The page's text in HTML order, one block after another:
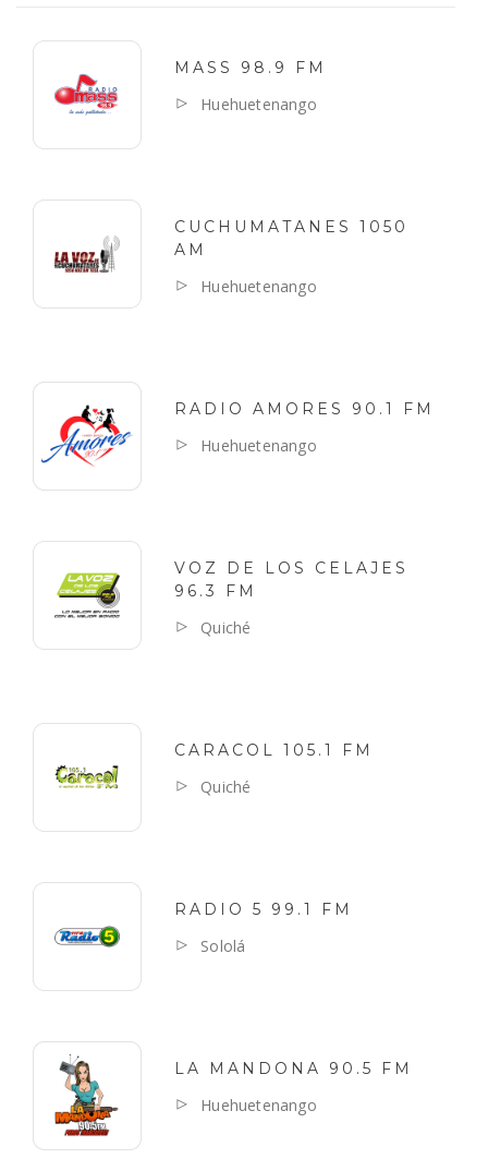
MASS 98.9 FM
Huehuetenango
CUCHUMATANES 1050
AM
Huehuetenango
RADIO AMORES 90.1 FM
Huehuetenango
VOZ DE LOS CELAJES
96.3 FM
Quiché
CARACOL 105.1 FM
Quiché
RADIO 5 99.1 FM
Sololá
LA MANDONA 90.5 FM
Huehuetenango